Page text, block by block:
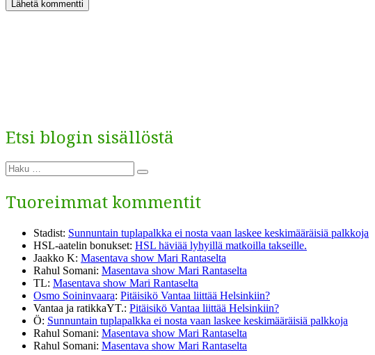
Etsi blogin sisällöstä
Etsi:
Haku
Tuoreimmat kommentit
Stadist: Sunnuntain tuplapalkka ei nosta vaan laskee keskimääräisiä palkkoja
HSL-aatelin bonukset: HSL häviää lyhyillä matkoilla takseille.
Jaakko K: Masentava show Mari Rantaselta
Rahul Somani: Masentava show Mari Rantaselta
TL: Masentava show Mari Rantaselta
Osmo Soininvaara: Pitäisikö Vantaa liittää Helsinkiin?
Vantaa ja ratikkaYT.: Pitäisikö Vantaa liittää Helsinkiin?
Ö: Sunnuntain tuplapalkka ei nosta vaan laskee keskimääräisiä palkkoja
Rahul Somani: Masentava show Mari Rantaselta
Rahul Somani: Masentava show Mari Rantaselta